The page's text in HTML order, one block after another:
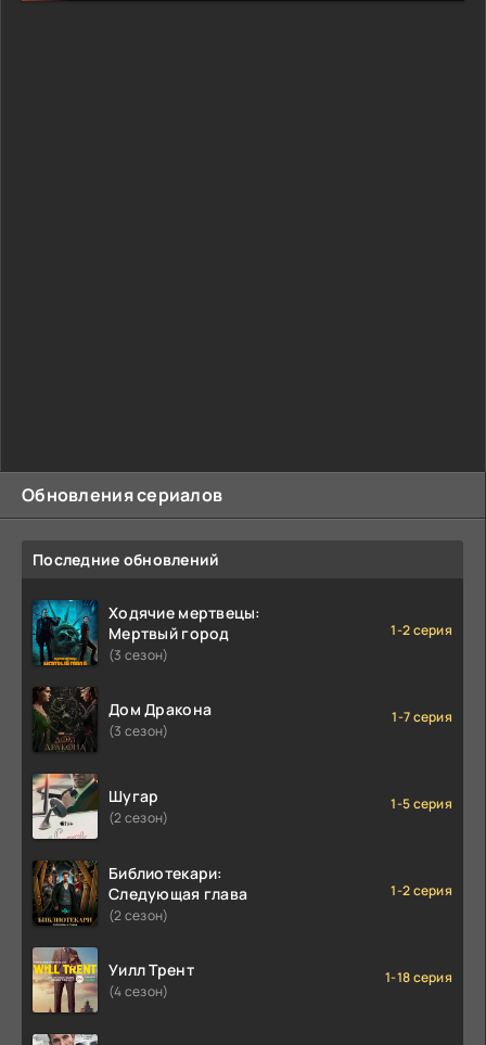
Обновления сериалов
Последние обновлений
Ходячие мертвецы:
Мертвый город
(3 сезон)
1-2 серия
Дом Дракона
(3 сезон)
1-7 серия
Шугар
(2 сезон)
1-5 серия
Библиотекари:
Следующая глава
(2 сезон)
1-2 серия
Уилл Трент
(4 сезон)
1-18 серия